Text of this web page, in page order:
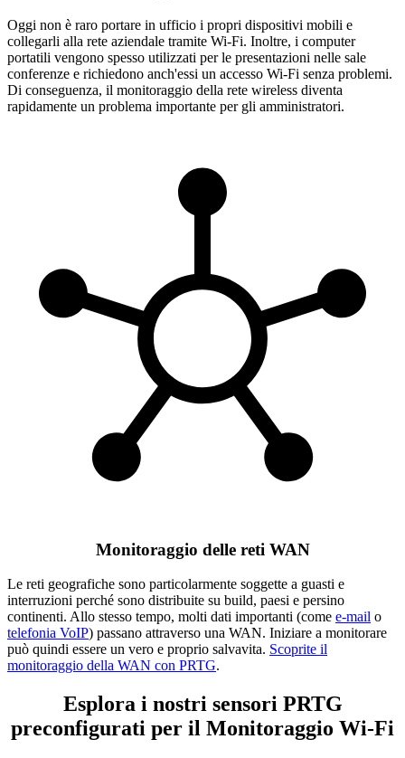
Oggi non è raro portare in ufficio i propri dispositivi mobili e
collegarli alla rete aziendale tramite Wi-Fi. Inoltre, i computer
portatili vengono spesso utilizzati per le presentazioni nelle sale
conferenze e richiedono anch'essi un accesso Wi-Fi senza problemi.
Di conseguenza, il monitoraggio della rete wireless diventa
rapidamente un problema importante per gli amministratori.
Monitoraggio delle reti WAN
Le reti geografiche sono particolarmente soggette a guasti e
interruzioni perché sono distribuite su build, paesi e persino
continenti. Allo stesso tempo, molti dati importanti (come e-mail o
telefonia VoIP) passano attraverso una WAN. Iniziare a monitorare
può quindi essere un vero e proprio salvavita. Scoprite il
monitoraggio della WAN con PRTG.
Esplora i nostri sensori PRTG
preconfigurati per il Monitoraggio Wi-Fi